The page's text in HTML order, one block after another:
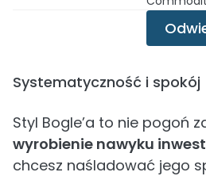
Systematyczność i spokój
Styl Bogle’a to nie pogoń
wyrobienie nawyku
chcesz naśladować jego